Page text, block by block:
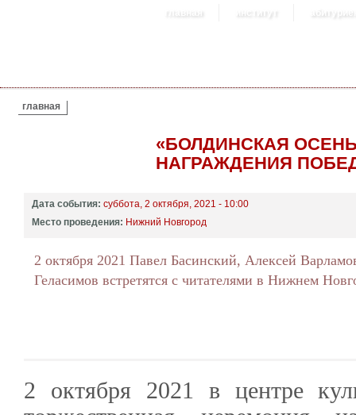
главная институт
ВЫ ЗДЕСЬ
главная
«БОЛДИНСКАЯ
НАГРАЖДЕНИЯ
Дата события: суббота, 2 октября, 2021 - 10:00
Место проведения: Нижний Новгород
2 октября 2021 Павел Басинский, Алексей
Геласимов встретятся с читателями в Нижнем
2 октября 2021 в центре